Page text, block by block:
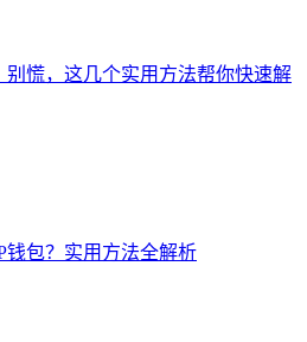
别慌，这几个实用方法帮你快速解
钱包？实用方法全解析